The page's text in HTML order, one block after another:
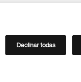
Declinar todas